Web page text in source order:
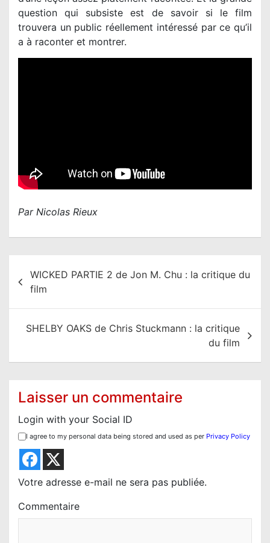
question qui subsiste est de savoir si le film
trouvera un public réellement intéressé par ce qu’il
a à raconter et montrer.
Par Nicolas Rieux
d
WICKED PARTIE 2 de Jon M. Chu : la critique du
film
SHELBY OAKS de Chris Stuckmann : la critique
du film
Laisser un commentaire
Login with your Social ID
I agree to my personal data being stored and used as per Privacy Policy
Votre adresse e-mail ne sera pas publiée.
Commentaire